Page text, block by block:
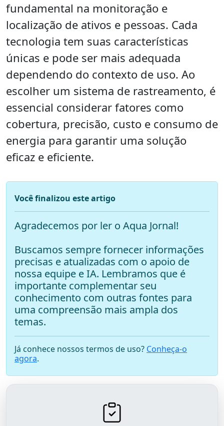
fundamental na monitoração e
localização de ativos e pessoas. Cada
tecnologia tem suas características
únicas e pode ser mais adequada
dependendo do contexto de uso. Ao
escolher um sistema de rastreamento, é
essencial considerar fatores como
cobertura, precisão, custo e consumo de
energia para garantir uma solução
eficaz e eficiente.
Você finalizou este artigo
Agradecemos por ler o Aqua Jornal!
Buscamos sempre fornecer informações
precisas e atualizadas com o apoio de
nossa equipe e IA. Lembramos que é
importante complementar seu
conhecimento com outras fontes para
uma compreensão mais ampla dos
temas.
Já conhece nossos termos de uso? Conheça-o
agora.